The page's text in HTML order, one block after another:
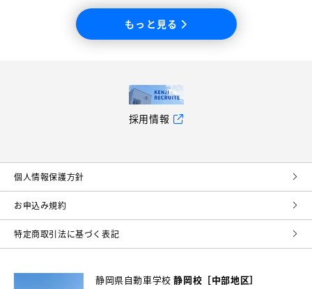
もっと見る
採用情報
個⼈情報保護⽅針
お申込み規約
特定商取引法に基づく表記
静岡県自動車学校静岡校［中部地区］